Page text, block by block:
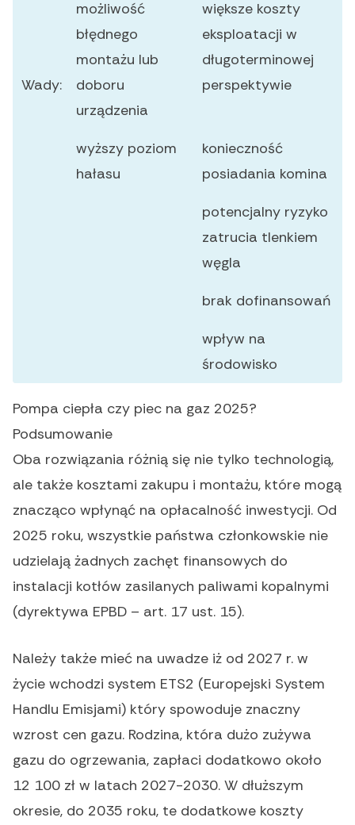
Wady:
możliwość
błędnego
montażu lub
doboru
urządzenia
większe koszty
eksploatacji w
długoterminowej
perspektywie
wyższy poziom
hałasu
konieczność
posiadania komina
potencjalny ryzyko
zatrucia tlenkiem
węgla
brak dofinansowań
wpływ na
środowisko
Pompa ciepła czy piec na gaz 2025?
Podsumowanie
Oba rozwiązania różnią się nie tylko technologią,
ale także kosztami zakupu i montażu, które mogą
znacząco wpłynąć na opłacalność inwestycji. Od
2025 roku, wszystkie państwa członkowskie nie
udzielają żadnych zachęt finansowych do
instalacji kotłów zasilanych paliwami kopalnymi
(dyrektywa EPBD – art. 17 ust. 15).
Należy także mieć na uwadze iż od 2027 r. w
życie wchodzi system ETS2 (Europejski System
Handlu Emisjami) który spowoduje znaczny
wzrost cen gazu. Rodzina, która dużo zużywa
gazu do ogrzewania, zapłaci dodatkowo około
12 100 zł w latach 2027-2030. W dłuższym
okresie, do 2035 roku, te dodatkowe koszty